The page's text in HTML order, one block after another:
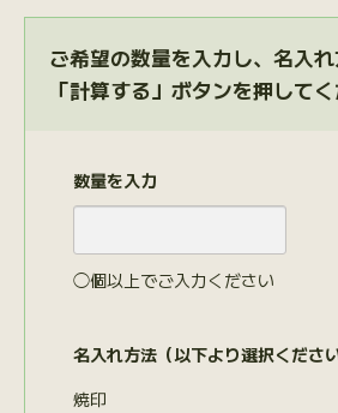
ご希望の数量を入力し、名入
「計算する」ボタンを押してく
数量を入力
◯個以上でご入力ください
名入れ方法（以下より選択ください
焼印